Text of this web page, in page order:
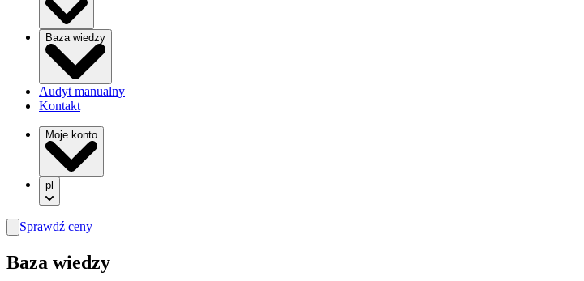
Baza wiedzy
Audyt manualny
Kontakt
Moje konto
pl
search
Sprawdź ceny
Baza wiedzy